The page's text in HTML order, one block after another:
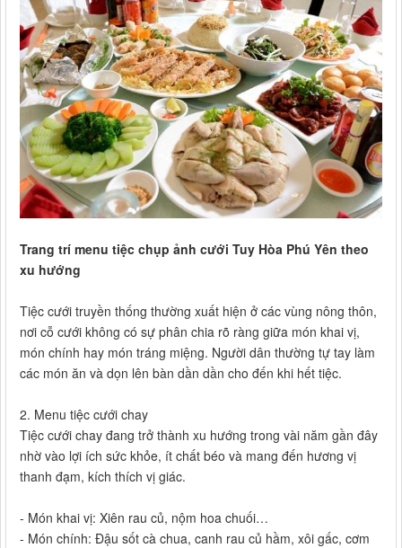
Trang trí menu tiệc chụp ảnh cưới Tuy Hòa Phú Yên theo
xu hướng
Tiệc cưới truyền thống thường xuất hiện ở các vùng nông thôn,
nơi cỗ cưới không có sự phân chia rõ ràng giữa món khai vị,
món chính hay món tráng miệng. Người dân thường tự tay làm
các món ăn và dọn lên bàn dần dần cho đến khi hết tiệc.
2. Menu tiệc cưới chay
Tiệc cưới chay đang trở thành xu hướng trong vài năm gần đây
nhờ vào lợi ích sức khỏe, ít chất béo và mang đến hương vị
thanh đạm, kích thích vị giác.
- Món khai vị: Xiên rau củ, nộm hoa chuối…
- Món chính: Đậu sốt cà chua, canh rau củ hầm, xôi gấc, cơm